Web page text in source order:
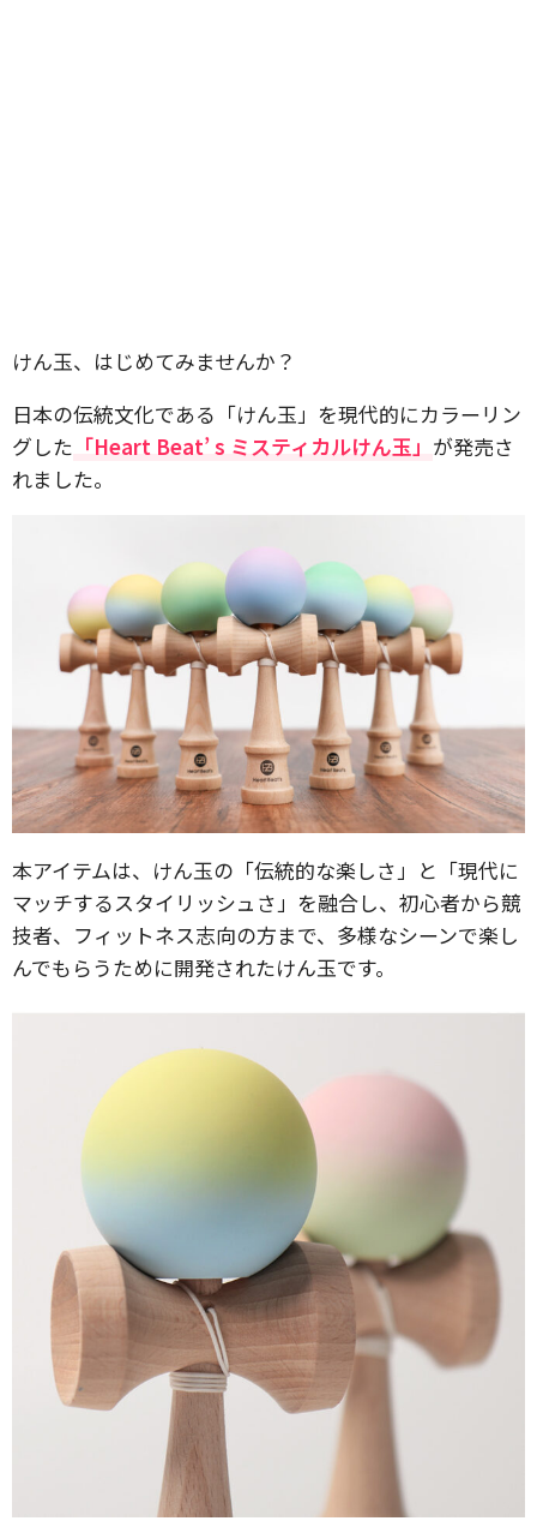
けん玉、はじめてみませんか？
日本の伝統文化である「けん玉」を現代的にカラーリン
グした 「Heart Beat’ s ミスティカルけん玉」 が発売さ
れました。
本アイテムは、けん玉の「伝統的な楽しさ」と「現代に
マッチするスタイリッシュさ」を融合し、初心者から競
技者、フィットネス志向の方まで、多様なシーンで楽し
んでもらうために開発されたけん玉です。